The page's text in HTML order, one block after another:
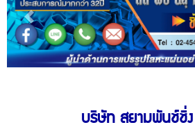
บริษัท สยามพันช์ชิ่